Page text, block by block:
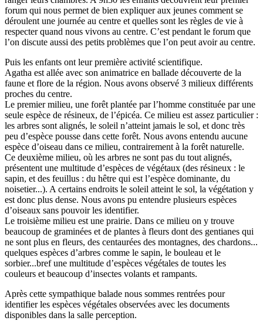
forum qui nous permet de bien expliquer aux jeunes comment se
déroulent une journée au centre et quelles sont les règles de vie à
respecter quand nous vivons au centre. C’est pendant le forum que
l’on discute aussi des petits problèmes que l’on peut avoir au centre.
Puis les enfants ont leur première activité scientifique.
Agatha est allée avec son animatrice en ballade découverte de la
faune et flore de la région. Nous avons observé 3 milieux différents
proches du centre.
Le premier milieu, une forêt plantée par l’homme constituée par une
seule espèce de résineux, de l’épicéa. Ce milieu est assez particulier :
les arbres sont alignés, le soleil n’atteint jamais le sol, et donc très
peu d’espèce pousse dans cette forêt. Nous avons entendu aucune
espèce d’oiseau dans ce milieu, contrairement à la forêt naturelle.
Ce deuxième milieu, où les arbres ne sont pas du tout alignés,
présentent une multitude d’espèces de végétaux (des résineux : le
sapin, et des feuillus : du hêtre qui est l’espèce dominante, du
noisetier...). A certains endroits le soleil atteint le sol, la végétation y
est donc plus dense. Nous avons pu entendre plusieurs espèces
d’oiseaux sans pouvoir les identifier.
Le troisième milieu est une prairie. Dans ce milieu on y trouve
beaucoup de graminées et de plantes à fleurs dont des gentianes qui
ne sont plus en fleurs, des centaurées des montagnes, des chardons...
quelques espèces d’arbres comme le sapin, le bouleau et le
sorbier...bref une multitude d’espèces végétales de toutes les
couleurs et beaucoup d’insectes volants et rampants.
Après cette sympathique balade nous sommes rentrées pour
identifier les espèces végétales observées avec les documents
disponibles dans la salle perception.